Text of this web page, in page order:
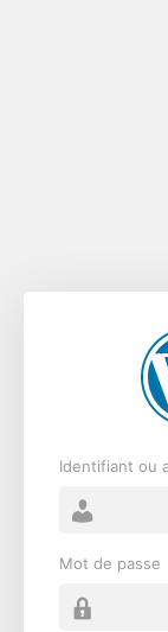
Identifiant ou
Mot de passe